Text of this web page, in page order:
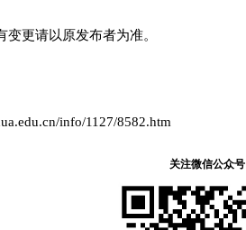
更请以原发布者为准。
info/1127/8582.htm
关注微信公众号